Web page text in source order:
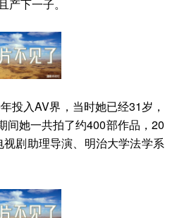
下一子。
投入AV界，当时她已经31岁，
间她一共拍了约400部作品，20
剧助理导演、明治大学法学系